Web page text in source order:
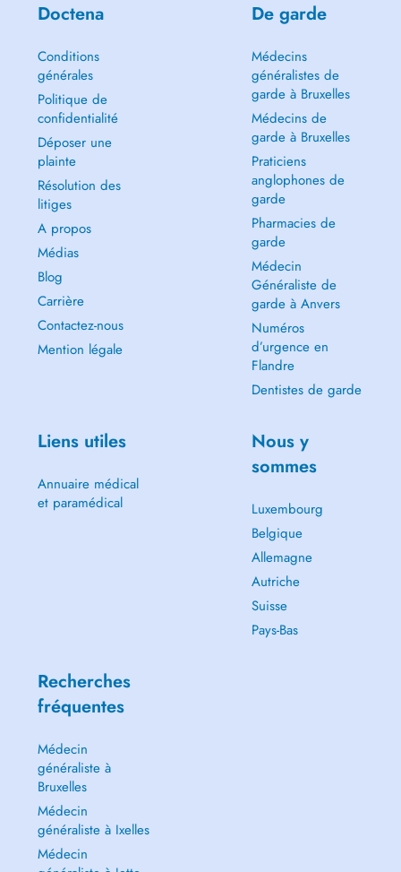
Doctena
Conditions
générales
Politique de
confidentialité
Déposer une
plainte
Résolution des
litiges
A propos
Médias
Blog
Carrière
Contactez-nous
Mention légale
De garde
Médecins
généralistes de
garde à Bruxelles
Médecins de
garde à Bruxelles
Praticiens
anglophones de
garde
Pharmacies de
garde
Médecin
Généraliste de
garde à Anvers
Numéros
d’urgence en
Flandre
Dentistes de garde
Liens utiles
Annuaire médical
et paramédical
Nous y
sommes
Luxembourg
Belgique
Allemagne
Autriche
Suisse
Pays-Bas
Recherches
fréquentes
Médecin
généraliste à
Bruxelles
Médecin
généraliste à Ixelles
Médecin